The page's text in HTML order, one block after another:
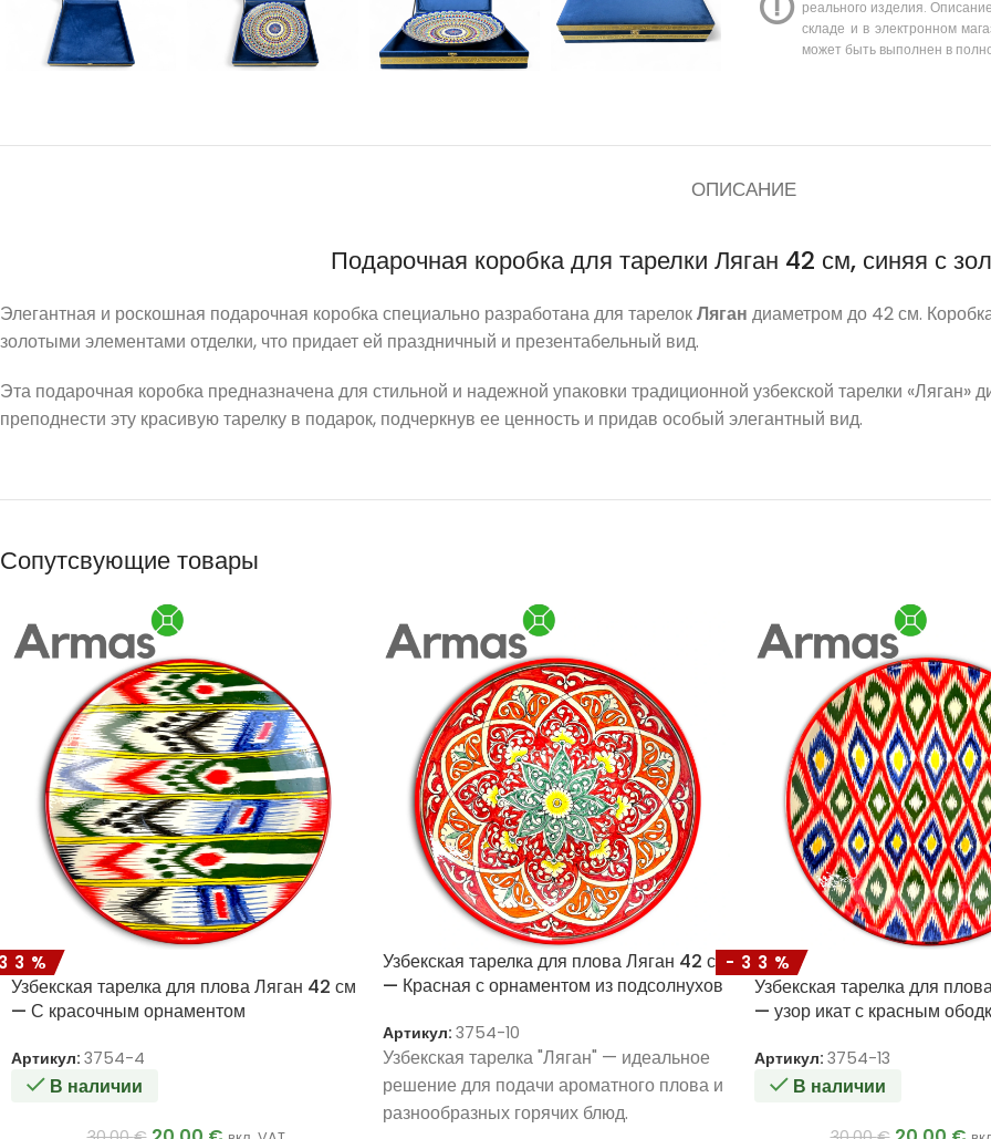
реального изделия.
складе и в электронном
может быть выполнен в
ОПИСАНИЕ
Подарочная коробка для тарелки Ляган 42 см, синяя с
Элегантная и роскошная подарочная коробка специально разработана для тарелокЛяган диаметром до 42 см.
золотыми элементами отделки, что придает ей праздничный и презентабельный вид.
Эта подарочная коробка предназначена для стильной и надежной упаковки традиционной узбекской тарелки
преподнести эту красивую тарелку в подарок, подчеркнув ее ценность и придав особый элегантный вид.
Сопутсвующие товары
Узбекская тарелка для плова Ляган 42 см
— С красочным орнаментом
Артикул: 3754-4
В наличии
Узбекская тарелка для плова Ляган 42 см
— Красная с орнаментом из подсолнухов
Артикул: 3754-10
Узбекская тарелка "Ляган" — идеальное
решение для подачи ароматного плова и
разнообразных горячих блюд.
-33%
Узбекская тарелка для
— узор икат с красным
Артикул: 3754-13
В наличии